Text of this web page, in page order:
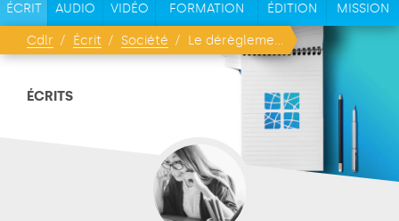
ÉCRIT AUDIO VIDÉO FORMATION ÉDITION MISSION
Cdlr Écrit Société Le dérèglement climatique à qui la faute ?
ÉCRITS